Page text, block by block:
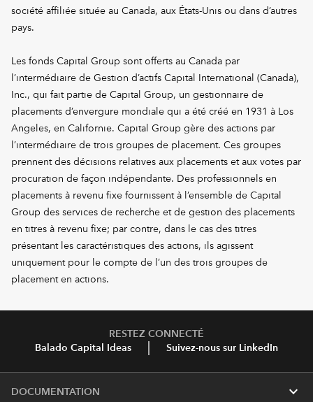
société affiliée située au Canada, aux États-Unis ou dans d’autres
pays.
Les fonds Capital Group sont offerts au Canada par
l’intermédiaire de Gestion d’actifs Capital International (Canada),
Inc., qui fait partie de Capital Group, un gestionnaire de
placements d’envergure mondiale qui a été créé en 1931 à Los
Angeles, en Californie. Capital Group gère des actions par
l’intermédiaire de trois groupes de placement. Ces groupes
prennent des décisions relatives aux placements et aux votes par
procuration de façon indépendante. Des professionnels en
placements à revenu fixe fournissent à l’ensemble de Capital
Group des services de recherche et de gestion des placements
en titres à revenu fixe; par contre, dans le cas des titres
présentant les caractéristiques des actions, ils agissent
uniquement pour le compte de l’un des trois groupes de
placement en actions.
RESTEZ CONNECTÉ
Balado Capital Ideas
Suivez-nous sur LinkedIn
DOCUMENTATION expand_more